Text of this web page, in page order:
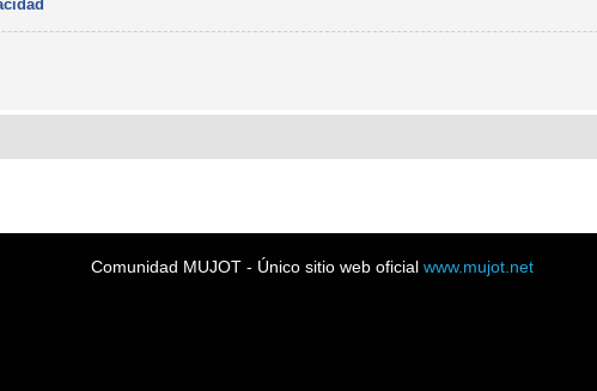
Comunidad MUJOT - Único sitio web oficial www.mujot.net